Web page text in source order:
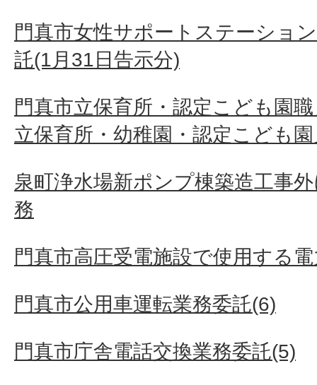
門真市女性サポートステーショ
託(1月31日告示分)
門真市立保育所・認定こども園
立保育所・幼稚園・認定こども
泉町浄水場新ポンプ棟築造工事
務
門真市高圧受電施設で使用する
門真市公用車運転業務委託(6)
門真市庁舎電話交換業務委託(5)